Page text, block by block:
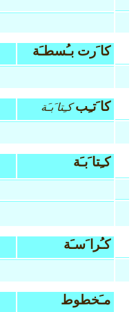
كا َرت بـُسطـَة
كا َتـِب كـِتا َبـَة
كـِتا َبـَة
كـُرا َسـَة
مـَخطوط